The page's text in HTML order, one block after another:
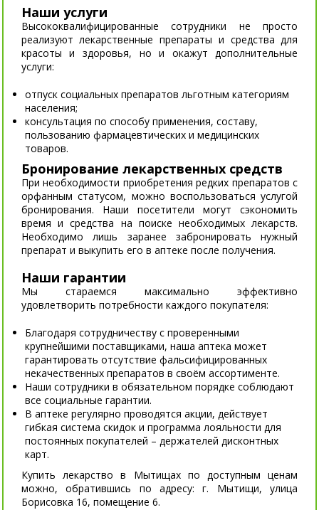
Наши услуги
Высококвалифицированные сотрудники не просто
реализуют лекарственные препараты и средства для
красоты и здоровья, но и окажут дополнительные
услуги:
отпуск социальных препаратов льготным категориям
населения;
консультация по способу применения, составу,
пользованию фармацевтических и медицинских
товаров.
Бронирование лекарственных средств
При необходимости приобретения редких препаратов с
орфанным статусом, можно воспользоваться услугой
бронирования. Наши посетители могут сэкономить
время и средства на поиске необходимых лекарств.
Необходимо лишь заранее забронировать нужный
препарат и выкупить его в аптеке после получения.
Наши гарантии
Мы стараемся максимально эффективно
удовлетворить потребности каждого покупателя:
Благодаря сотрудничеству с проверенными
крупнейшими поставщиками, наша аптека может
гарантировать отсутствие фальсифицированных
некачественных препаратов в своём ассортименте.
Наши сотрудники в обязательном порядке соблюдают
все социальные гарантии.
В аптеке регулярно проводятся акции, действует
гибкая система скидок и программа лояльности для
постоянных покупателей – держателей дисконтных
карт.
Купить лекарство в Мытищах по доступным ценам
можно, обратившись по адресу: г. Мытищи, улица
Борисовка 16, помещение 6.